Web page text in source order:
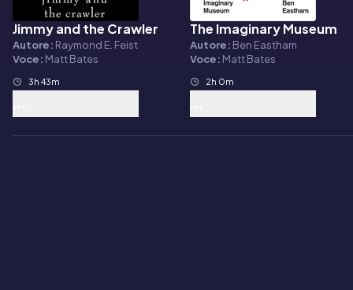
Audiolibro
Jimmy and the Crawler
Autore: Raymond E. Feist
Voce: Matt Bates
3h 43m
Audiolibro
The Imaginary Museum
Autore: Ben Eastham
Voce: Matt Bates
2h 0m